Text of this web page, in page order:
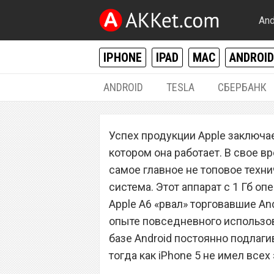
IPHONE IPAD MAC ANDROID
ANDROID TESLA СБЕРБАНК
Новый Apple
количестве
Успех продукции Apple
котором она работает. В свое
самое главное не топовое
система. Этот аппарат с 1 Гб
Apple A6 «рвал» торговавшие
опыте повседневного
базе Android постоянно
тогда как iPhone 5 не имел всех